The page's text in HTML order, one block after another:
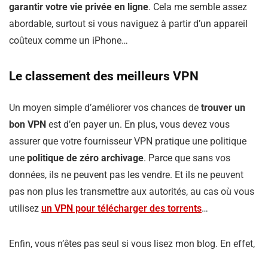
garantir votre vie privée en ligne. Cela me semble assez
abordable, surtout si vous naviguez à partir d’un appareil
coûteux comme un iPhone…
Le classement des meilleurs VPN
Un moyen simple d’améliorer vos chances de trouver un
bon VPN est d’en payer un. En plus, vous devez vous
assurer que votre fournisseur VPN pratique une politique
une politique de zéro archivage. Parce que sans vos
données, ils ne peuvent pas les vendre. Et ils ne peuvent
pas non plus les transmettre aux autorités, au cas où vous
utilisez un VPN pour télécharger des torrents…
Enfin, vous n’êtes pas seul si vous lisez mon blog. En effet,